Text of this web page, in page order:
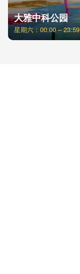
大雅中科公园
星期六：00:00 – 23:59